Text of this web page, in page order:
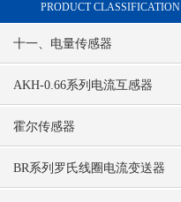
PRODUCT CLASSIFICATION
十一、电量传感器
AKH-0.66系列电流互感器
霍尔传感器
BR系列罗氏线圈电流变送器